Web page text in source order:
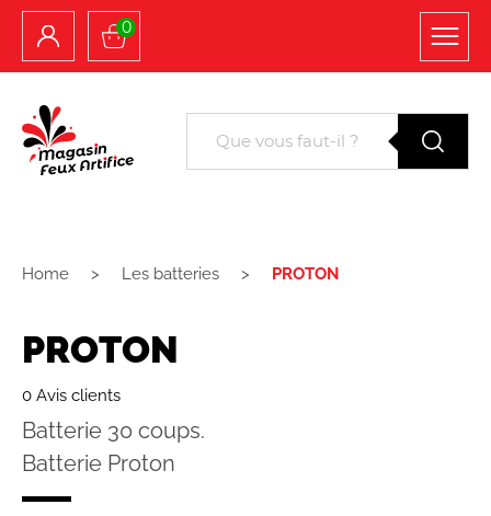
0
Home Les batteries PROTON
PROTON
0 Avis clients
Batterie 30 coups.
Batterie Proton